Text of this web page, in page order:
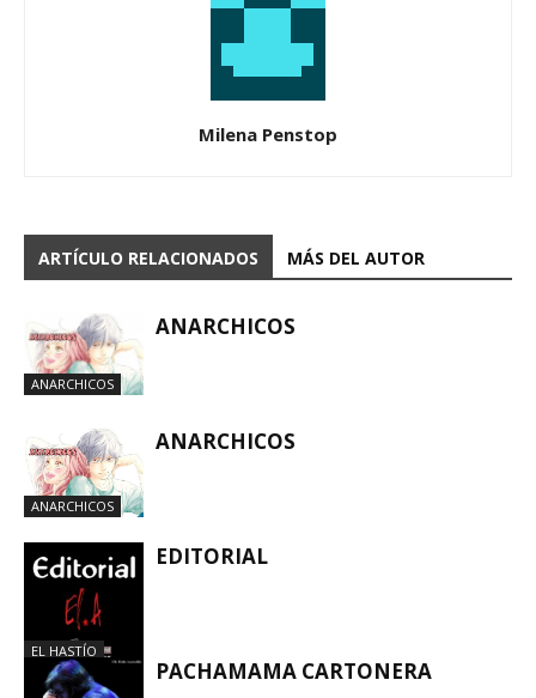
Milena Penstop
ARTÍCULO RELACIONADOS MÁS DEL AUTOR
ANARCHICOS
ANARCHICOS
ANARCHICOS
ANARCHICOS
EL HASTÍO
EDITORIAL
PACHAMAMA CARTONERA